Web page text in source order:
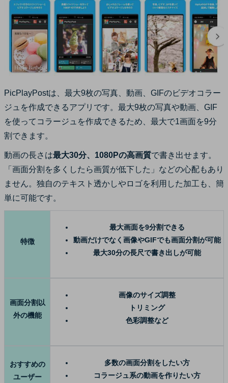
PicPlayPostは、最大9枚の写真、動画、GIFのビデオコラー
ジュを作成できるアプリです。最大9枚の写真や動画、GIF
を使ってコラージュを作成できるため、最大で1画面を9分
割できます。
動画の長さは最大30分、1080Pの高画質で書き出せます。
「画面分割を多くしたら画質が低下した」などの心配もあり
ません。独自のテキスト透かしやロゴを利用した加工も、簡
単に可能です。
特徴
最大画面を9分割できる
動画だけでなく画像やGIFでも画面分割が可能
最大30分の長尺で書き出しが可能
画面分割以
外の機能
画像のサイズ調整
トリミング
色彩調整など
おすすめの
ユーザー
多数の画面分割をしたい方
コラージュ系の動画を作りたい方